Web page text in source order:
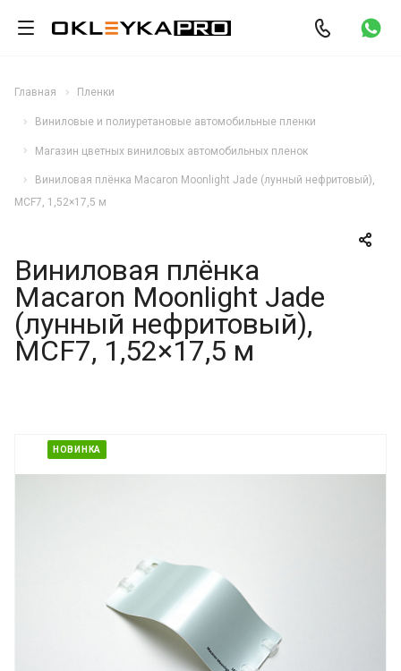
Главная Пленки
Виниловые и полиуретановые автомобильные пленки
Магазин цветных виниловых автомобильных пленок
Виниловая плёнка Macaron Moonlight Jade (лунный нефритовый),
MCF7, 1,52×17,5 м
Виниловая плёнка
Macaron Moonlight Jade
(лунный нефритовый),
MCF7, 1,52×17,5 м
НОВИНКА